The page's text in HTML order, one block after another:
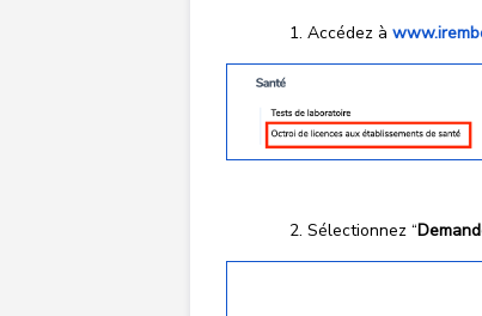
Accédez à
Sélectionnez “